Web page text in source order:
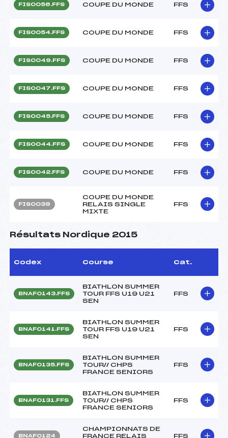
FIS0056.FFS COUPE DU MONDE FFS
FIS0054.FFS COUPE DU MONDE FFS
FIS0049.FFS COUPE DU MONDE FFS
FIS0047.FFS COUPE DU MONDE FFS
FIS0045.FFS COUPE DU MONDE FFS
FIS0044.FFS COUPE DU MONDE FFS
FIS0042.FFS COUPE DU MONDE FFS
FIS0039
COUPE DU MONDE
RELAIS SINGLE
MIXTE
FFS
Résultats Nordique 2015
Codex Course Cat.
BNAF0143.FFS
BIATHLON SUMMER
TOUR FFS U19 U21
SEN
FFS
BNAF0141.FFS
BIATHLON SUMMER
TOUR FFS U19 U21
SEN
FFS
BNAF0135.FFS
BIATHLON SUMMER
TOUR// CHPS
FRANCE SENIORS
FFS
BNAF0131.FFS
BIATHLON SUMMER
TOUR// CHPS
FRANCE SENIORS
FFS
BNAF0124
CHAMPIONNATS DE
FRANCE RELAIS
FFS